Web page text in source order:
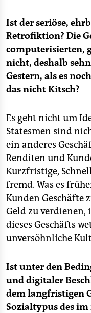
Ist der seriöse,
Retrofiktion? Die
computerisierten,
nicht, deshalb
Gestern, als es
das nicht Kitsch?
Es geht nicht um
Statesmen sind
ein anderes
Renditen und
Kurzfristige,
fremd. Was es
Kunden Geschäfte
Geld zu verdienen,
dieses Geschäfts
unversöhnliche
Ist unter den
und digitaler
dem langfristigen
Sozialtypus des